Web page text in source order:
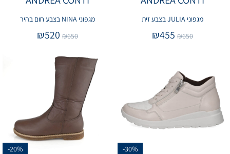
מגפוני JULIA בצבע זית
₪650
₪455
מגפוני NINA בצבע חום בהיר
₪650
₪520
-30%
-20%